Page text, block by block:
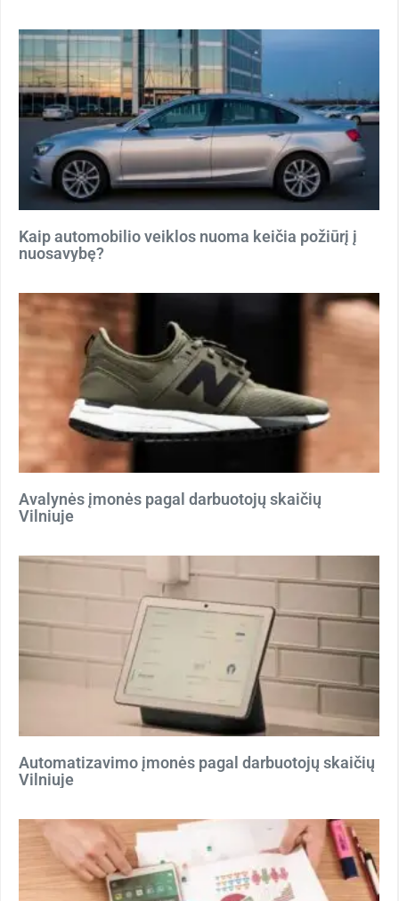
Kaip automobilio veiklos nuoma keičia požiūrį į
nuosavybę?
Avalynės įmonės pagal darbuotojų skaičių
Vilniuje
Automatizavimo įmonės pagal darbuotojų skaičių
Vilniuje